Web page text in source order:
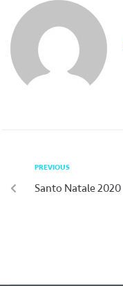
PREVIOUS
Santo Natale 2020